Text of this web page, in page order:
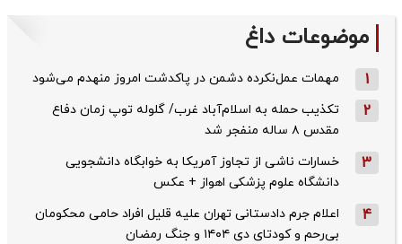
موضوعات داغ
1 مهمات عمل‌نکرده دشمن در پاکدشت امروز منهدم می‌شود
2
تکذیب حمله به اسلام‌آباد غرب/ گلوله توپ زمان دفاع
مقدس ۸ ساله منفجر شد
3
خسارات ناشی از تجاوز آمریکا به خوابگاه دانشجویی
دانشگاه علوم پزشکی اهواز + عکس
4
اعلام جرم دادستانی تهران علیه قلیل افراد حامی محکومان
بی‌رحم و کودتای دی‌ ۱۴۰۴ و جنگ رمضان